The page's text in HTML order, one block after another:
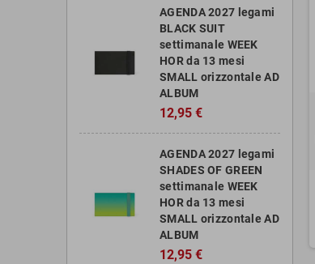
AGENDA 2027 legami
BLACK SUIT
settimanale WEEK
HOR da 13 mesi
SMALL orizzontale AD
ALBUM
12,95 €
AGENDA 2027 legami
SHADES OF GREEN
settimanale WEEK
HOR da 13 mesi
SMALL orizzontale AD
ALBUM
12,95 €